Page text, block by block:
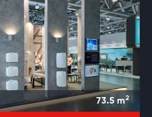
73.5 m2